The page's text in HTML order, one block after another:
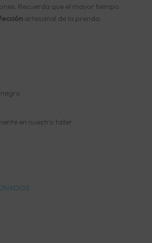
Recuerda que el mayor tiempo
artesanal de la prenda.
en nuestro taller.